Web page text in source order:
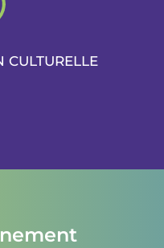
CULTURELLE